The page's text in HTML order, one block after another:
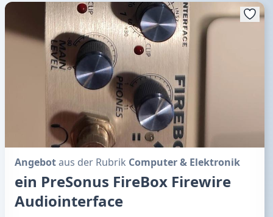
Angebotaus der Rubrik Computer & Elektronik
ein PreSonus FireBox Firewire
Audiointerface